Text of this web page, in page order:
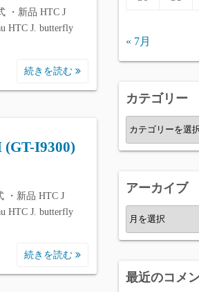
・新品 HTC J
HTC J. butterfly
続きを読む
I9300)
・新品 HTC J
HTC J. butterfly
続きを読む
« 7月
カテゴリー
カ
テ
ー
アーカイブ
ア
ー
ブ
最近のコメ